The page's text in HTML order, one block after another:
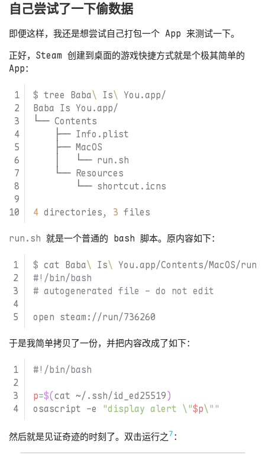
自己尝试了一下偷数据
即便这样，我还是想尝试自己打包一个 App 来测试一下。
正好，Steam 创建到桌面的游戏快捷方式就是个极其简单的
App：
$ tree Baba\ Is\
4 directories, 3
run.sh 就是一个普通的 bash 脚本。原内容如下：
$ cat Baba\ Is\
#!/bin/bash
# autogenerated file - do not edit
于是我简单拷贝了一份，并把内容改成了如下：
p=$(cat ~/.ssh/id_ed25519)
osascript -e "display alert \"$p\""
然后就是见证奇迹的时刻了。双击运行之7：